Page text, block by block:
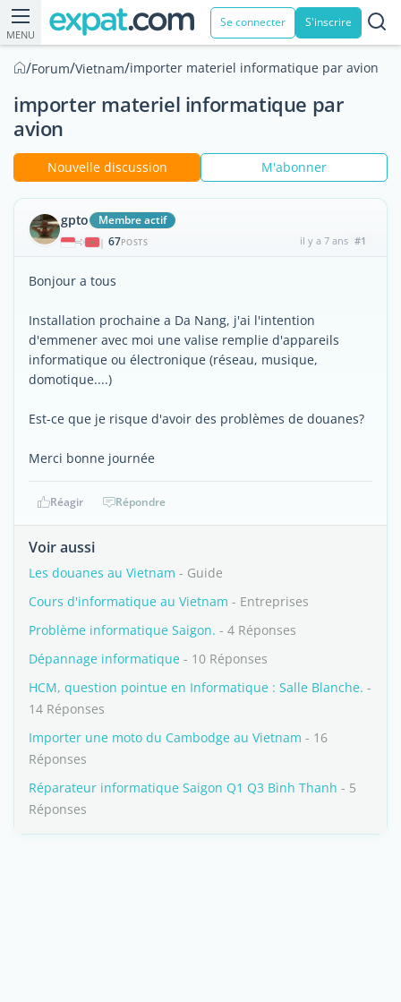
MENU
Se connecter S'inscrire
/Forum/Vietnam/importer materiel informatique par avion
importer materiel informatique par
avion
Nouvelle discussion M'abonner
gpto Membre actif
| 67POSTS il y a 7 ans #1
Bonjour a tous
Installation prochaine a Da Nang, j'ai l'intention
d'emmener avec moi une valise remplie d'appareils
informatique ou électronique (réseau, musique,
domotique....)
Est-ce que je risque d'avoir des problèmes de douanes?
Merci bonne journée
Réagir Répondre
Voir aussi
Les douanes au Vietnam - Guide
Cours d'informatique au Vietnam - Entreprises
Problème informatique Saigon. - 4 Réponses
Dépannage informatique - 10 Réponses
HCM, question pointue en Informatique : Salle Blanche. -
14 Réponses
Importer une moto du Cambodge au Vietnam - 16
Réponses
Réparateur informatique Saigon Q1 Q3 Bình Thanh - 5
Réponses